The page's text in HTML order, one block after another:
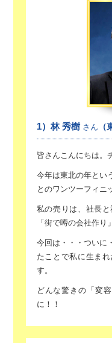
1）林 秀樹 さん （
皆さんこんにちは。
今年は東北の年とい
とのワンツーフィニ
私の売りは、社長
「街で噂の会社作り
今回は・・・ついに
たことで私に生ま
す。
どんな驚きの「変
に！！